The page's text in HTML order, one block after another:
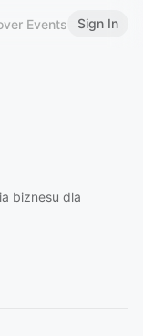
Events Sign In
biznesu dla